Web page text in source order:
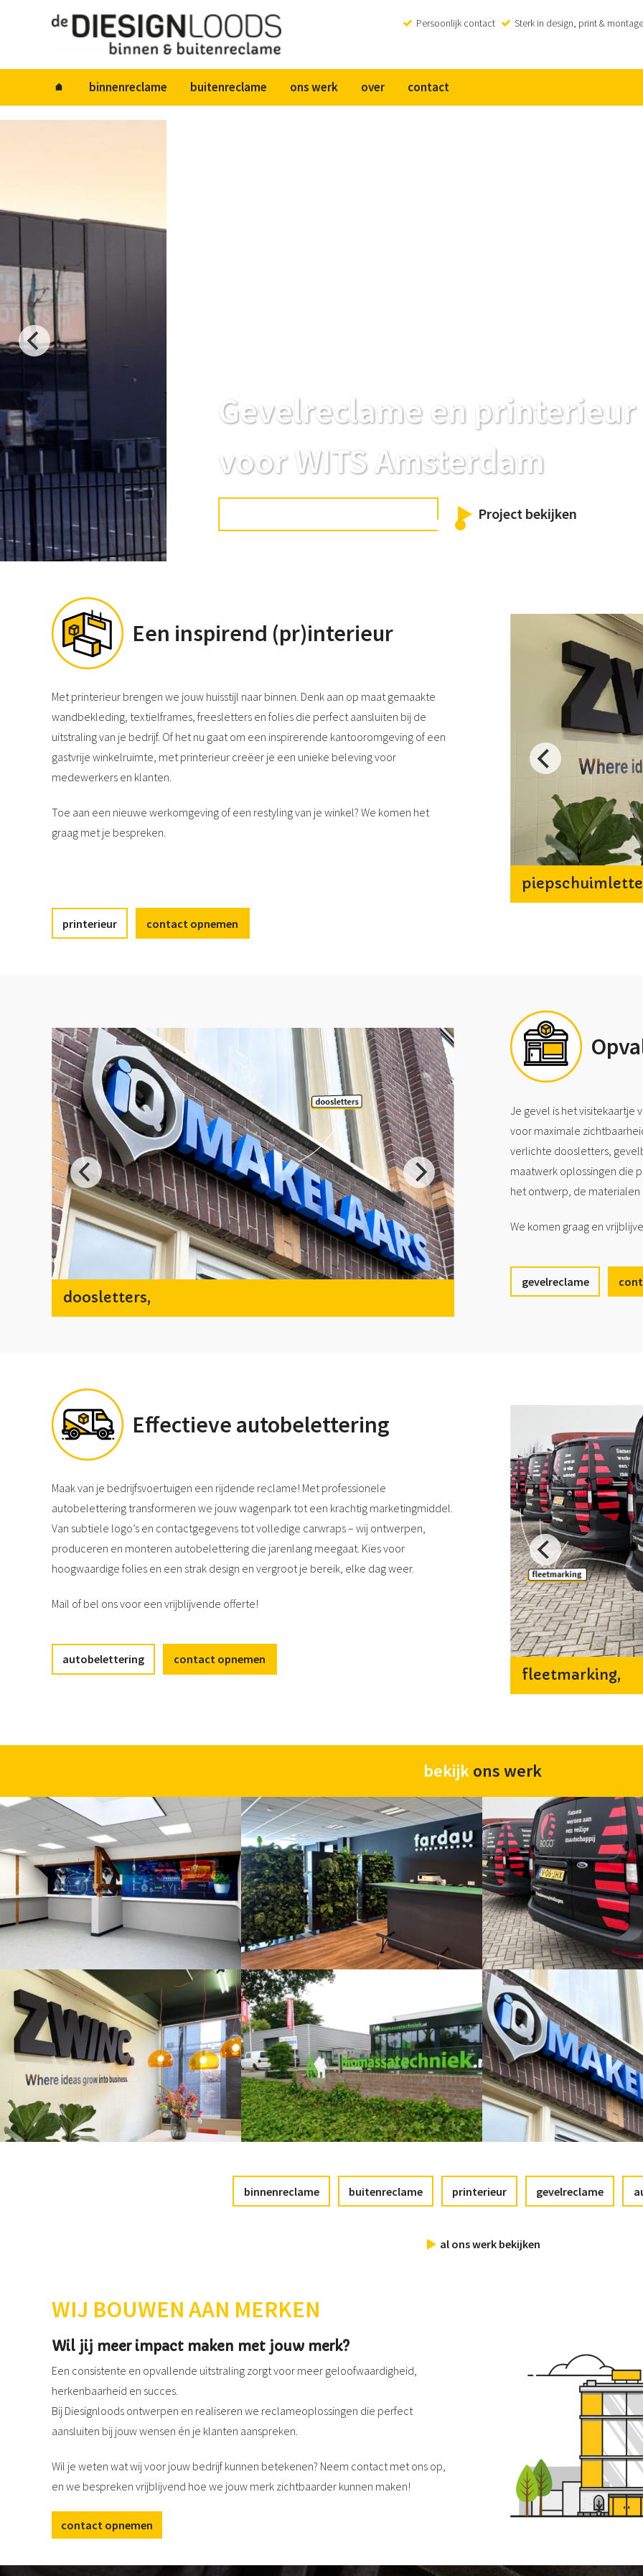
Persoonlijk contact Sterk in design, print & montage
binnenreclame buitenreclame ons werk over contact
Gevelreclame en printerieur
voor WITS Amsterdam
BINNEN- EN BUITENRECLAME
Een inspirend (pr)interieur
Met printerieur brengen we jouw huisstijl naar binnen. Denk aan op maat gemaakte
wandbekleding, textielframes, freesletters en folies die perfect aansluiten bij de
uitstraling van je bedrijf. Of het nu gaat om een inspirerende kantooromgeving of een
gastvrije winkelruimte, met printerieur creëer je een unieke beleving voor
medewerkers en klanten.
Toe aan een nieuwe werkomgeving of een restyling van je winkel? We komen het
graag met je bespreken.
printerieur contact opnemen
Je gevel is het visitekaartje
voor maximale
verlichte doosletters,
maatwerk oplossingen die
het ontwerp, de
We komen graag en
gevelreclame
doosletters, vlaggen, stickers,
Effectieve autobelettering
Maak van je bedrijfsvoertuigen een rijdende reclame! Met professionele
autobelettering transformeren we jouw wagenpark tot een krachtig marketingmiddel.
Van subtiele logo’s en contactgegevens tot volledige carwraps – wij ontwerpen,
produceren en monteren autobelettering die jarenlang meegaat. Kies voor
hoogwaardige folies en een strak design en vergroot je bereik, elke dag weer.
Mail of bel ons voor een vrijblijvende offerte!
autobelettering contact opnemen
fleetmarking,
bekijkons werk
binnenreclame buitenreclame printerieur gevelreclame
al ons werk bekijken
WIJ BOUWEN AAN MERKEN
Wil jij meer impact maken met jouw merk?
Een consistente en opvallende uitstraling zorgt voor meer geloofwaardigheid,
herkenbaarheid en succes.
Bij Diesignloods ontwerpen en realiseren we reclameoplossingen die perfect
aansluiten bij jouw wensen én je klanten aanspreken.
Wil je weten wat wij voor jouw bedrijf kunnen betekenen? Neem contact met ons op,
en we bespreken vrijblijvend hoe we jouw merk zichtbaarder kunnen maken!
contact opnemen